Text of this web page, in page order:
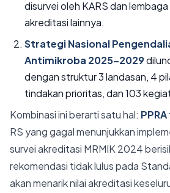
disurvei oleh KARS dan
akreditasi lainnya.
Strategi Nasional
Antimikroba 2025–2029
dengan struktur 3 landasan, 4
tindakan prioritas, dan 103
Kombinasi ini berarti satu hal:
RS yang gagal menunjukkan
survei akreditasi MRMIK 2024
rekomendasi tidak lulus pada
akan menarik nilai akreditasi